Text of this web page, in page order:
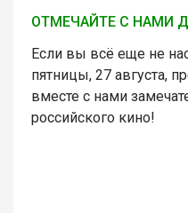
ОТМЕЧАЙТЕ С НАМИ
Если вы всё еще не
пятницы, 27 августа,
вместе с нами
российского кино!